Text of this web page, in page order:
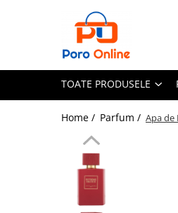
Toate Produsele
TOATE PRODUSELE
Home / Parfum / Apa de